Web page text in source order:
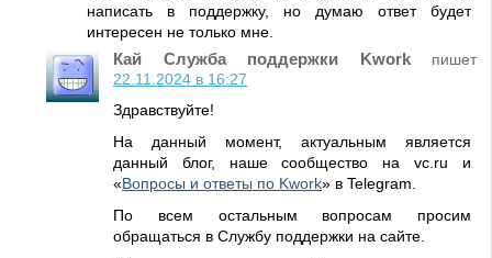
написать в поддержку, но думаю ответ будет
интересен не только мне.
Кай Служба поддержки Kworkпишет
22.11.2024 в 16:27
Здравствуйте!
На данный момент, актуальным является
данный блог, наше сообщество на vc.ru и
«Вопросы и ответы по Kwork» в Telegram.
По всем остальным вопросам просим
обращаться в Службу поддержки на сайте.